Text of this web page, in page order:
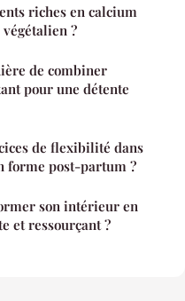
riches en calcium
?
de combiner
pour une détente
de flexibilité dans
forme post-partum ?
son intérieur en
et ressourçant ?